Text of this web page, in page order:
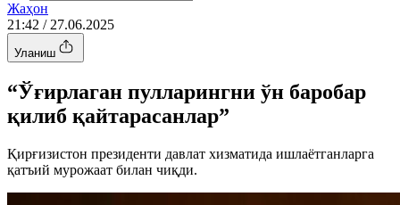
Жаҳон
21:42 / 27.06.2025
Уланиш
“Ўғирлаган пулларингни ўн баробар
қилиб қайтарасанлар”
Қирғизистон президенти давлат хизматида ишлаётганларга
қатъий мурожаат билан чиқди.